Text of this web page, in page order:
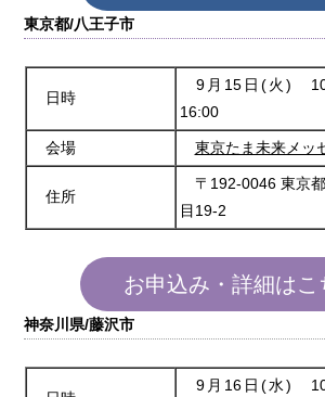
東京都/八王子市
日時
9月15日(火)
16:00
会場 東京たま未来メッ
住所
〒192-0046 東京
目19-2
お申込み・詳細はこ
神奈川県/藤沢市
9月16日(水)